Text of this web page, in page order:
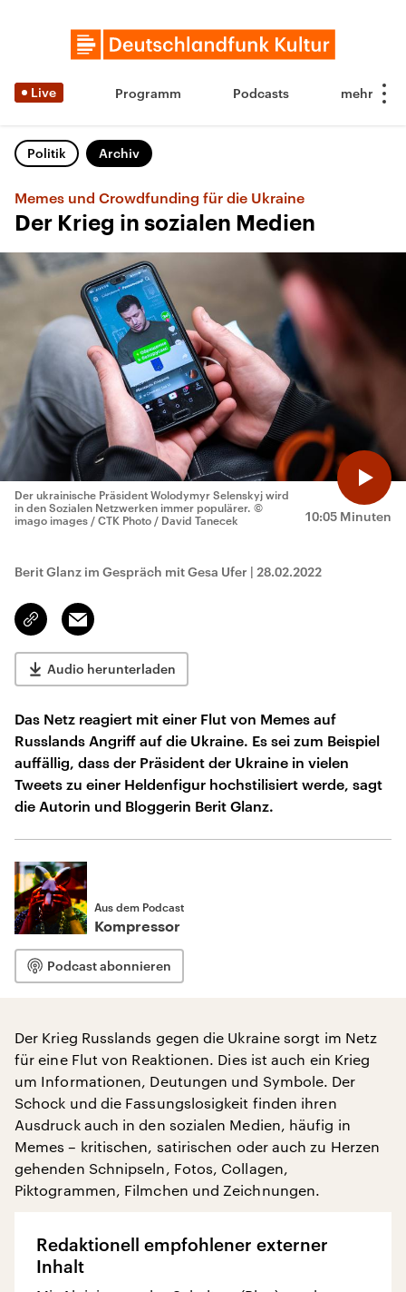
Live Programm Podcasts
Politik Archiv
Memes und Crowdfunding für die Ukraine
Der Krieg in sozialen Medien
10:05 Minuten
Der ukrainische Präsident Wolodymyr Selenskyj wird
in den Sozialen Netzwerken immer populärer. ©
imago images / CTK Photo / David Tanecek
Berit Glanz im Gespräch mit Gesa Ufer | 28.02.2022
Link
kopieren/teilen
Email
Audio herunterladen
Das Netz reagiert mit einer Flut von Memes auf
Russlands Angriff auf die Ukraine. Es sei zum Beispiel
auffällig, dass der Präsident der Ukraine in vielen
Tweets zu einer Heldenfigur hochstilisiert werde, sagt
die Autorin und Bloggerin Berit Glanz.
Aus dem Podcast
Kompressor
Podcast abonnieren
Der Krieg Russlands gegen die Ukraine sorgt im Netz
für eine Flut von Reaktionen. Dies ist auch ein Krieg
um Informationen, Deutungen und Symbole. Der
Schock und die Fassungslosigkeit finden ihren
Ausdruck auch in den sozialen Medien, häufig in
Memes – kritischen, satirischen oder auch zu Herzen
gehenden Schnipseln, Fotos, Collagen,
Piktogrammen, Filmchen und Zeichnungen.
Redaktionell empfohlener externer
Inhalt